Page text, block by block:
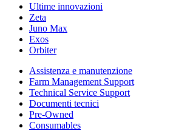
Ultime innovazioni
Zeta
Juno Max
Exos
Orbiter
Assistenza e manutenzione
Farm Management Support
Technical Service Support
Documenti tecnici
Pre-Owned
Consumables